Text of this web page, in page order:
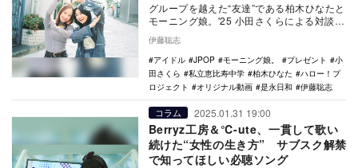
グループを越えた“友達”である柏木ひなたと
モーニング娘。'25 小田さくらによる対談。
お互いを意識したタイミングから現在に至
るま…
伊藤聡志
アイドル
JPOP モーニング娘。 プレゼント
小
田さくら
私立恵比寿中学 柏木ひなた
ハロー！プ
ロジェクト
オリジナル動画 是永日和 伊藤聡志
コラム 2025.01.31 19:00
Berryz工房＆℃-ute、一貫して歌い
続けた“女性の生き方” サブスク解禁
で知ってほしい必聴ソング